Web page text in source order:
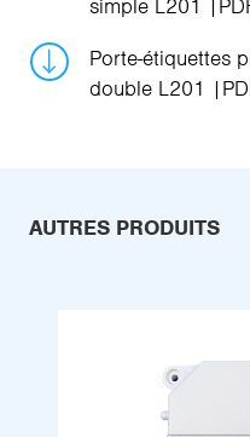
simple L201
Porte-étiquettes
double L201
AUTRES PRODUITS